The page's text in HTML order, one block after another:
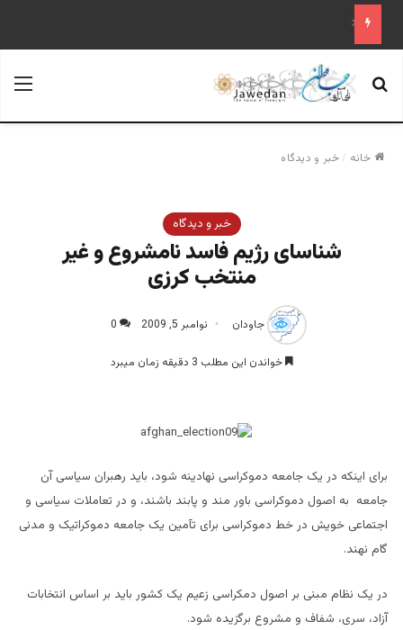
قابل توجه آقایان احمد مسعود و قیوم ملنک
جستجو برای
خانه /خبر و دیدگاه
خبر و دیدگاه
شناسای رژیم فاسد نامشروع و غیر
منتخب کرزی
جاودان نوامبر 5, 2009 0
خواندن این مطلب 3 دقیقه زمان میبرد
برای اینکه در یک جامعه دموکراسی نهادینه شود، باید رهبران سیاسی آن
جامعه به اصول دموکراسی باور مند و پابند باشند، و در تعاملات سیاسی و
اجتماعی خویش در خط دموکراسی برای تآمین یک جامعه دموکراتیک و مدنی
گام نهند.
در یک نظام مبنی بر اصول دمکراسی زعیم یک کشور باید بر اساس انتخابات
آزاد، سری، شفاف و مشروع برگزیده شود.